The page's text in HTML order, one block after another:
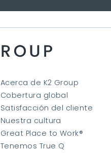
Acerca de K2 Group
Cobertura global
Satisfacción del cliente
Nuestra cultura
Great Place to Work®
Tenemos True Q